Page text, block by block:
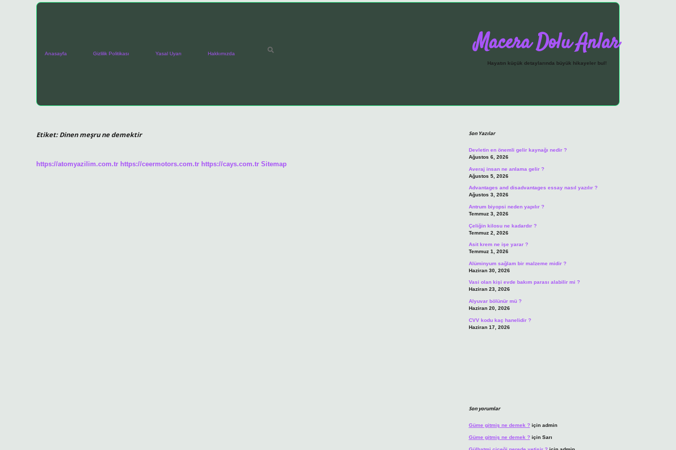
Anasayfa Gizlilik Politikası Yasal Uyarı Hakkımızda Macera Dolu Anlar
Hayatın küçük detaylarında büyük hikayeler bul!
Etiket:Dinen meşru ne demektir
https://atomyazilim.com.tr https://ceermotors.com.tr https://cays.com.tr Sitemap
Son Yazılar
Devletin en önemli gelir kaynağı nedir ?
Ağustos 6, 2026
Averaj insan ne anlama gelir ?
Ağustos 5, 2026
Advantages and disadvantages essay nasıl yazılır ?
Ağustos 3, 2026
Antrum biyopsi neden yapılır ?
Temmuz 3, 2026
Çeliğin kilosu ne kadardır ?
Temmuz 2, 2026
Asit krem ne işe yarar ?
Temmuz 1, 2026
Alüminyum sağlam bir malzeme midir ?
Haziran 30, 2026
Vasi olan kişi evde bakım parası alabilir mi ?
Haziran 23, 2026
Alyuvar bölünür mü ?
Haziran 20, 2026
CVV kodu kaç hanelidir ?
Haziran 17, 2026
Son yorumlar
Güme gitmiş ne demek ?için admin
Güme gitmiş ne demek ?için Sarı